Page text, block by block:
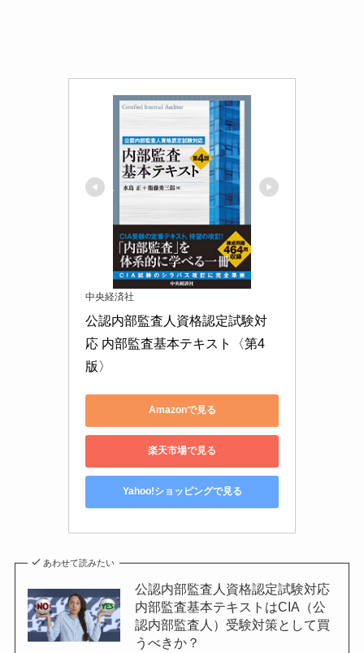
中央経済社
公認内部監査人資格認定試験対
応 内部監査基本テキスト〈第4
版〉
Amazonで見る
楽天市場で見る
Yahoo!ショッピングで見る
あわせて読みたい
公認内部監査人資格認定試験対応
内部監査基本テキストはCIA（公
認内部監査人）受験対策として買
うべきか？